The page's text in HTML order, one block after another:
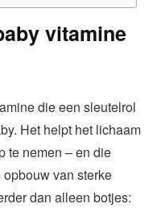
vitamine
die een sleutelrol
Het helpt het lichaam
te nemen – en die
van sterke
dan alleen botjes: